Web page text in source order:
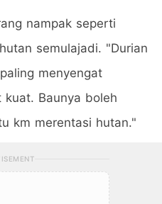
nampak seperti
semulajadi. "Durian
menyengat
Baunya boleh
km merentasi hutan."